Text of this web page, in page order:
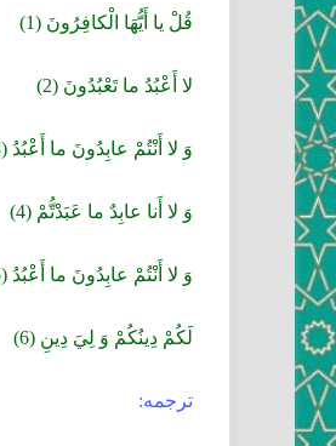
قُلْ يا أَيُّهَا الْكافِرُونَ (1)
لا أَعْبُدُ ما تَعْبُدُونَ (2)
وَ لا أَنْتُمْ عابِدُونَ ما أَعْبُدُ (3)
وَ لا أَنا عابِدٌ ما عَبَدْتُّمْ (4)
وَ لا أَنْتُمْ عابِدُونَ ما أَعْبُدُ (5)
لَكُمْ دِينُكُمْ وَ لِيَ دِينِ (6)
ترجمه: